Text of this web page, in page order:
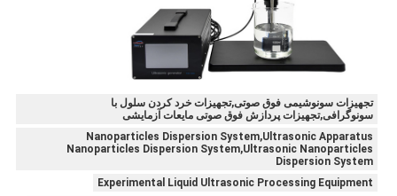
تجهیزات سونوشیمی فوق صوتی,تجهیزات خرد کردن سلول با
سونوگرافی,تجهیزات پردازش فوق صوتی مایعات آزمایشی
Nanoparticles Dispersion System,Ultrasonic Apparatus
Nanoparticles Dispersion System,Ultrasonic Nanoparticles
Dispersion System
Experimental Liquid Ultrasonic Processing Equipment